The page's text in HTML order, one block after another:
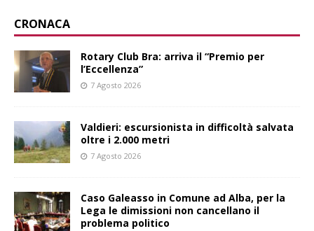
CRONACA
Rotary Club Bra: arriva il “Premio per
l’Eccellenza”
7 Agosto 2026
Valdieri: escursionista in difficoltà salvata
oltre i 2.000 metri
7 Agosto 2026
Caso Galeasso in Comune ad Alba, per la
Lega le dimissioni non cancellano il
problema politico